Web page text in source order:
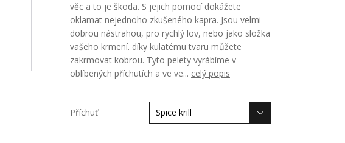
věc a to je škoda. S jejich pomocí dokážete
oklamat nejednoho zkušeného kapra. Jsou velmi
dobrou nástrahou, pro rychlý lov, nebo jako složka
vašeho krmení. díky kulatému tvaru můžete
zakrmovat kobrou. Tyto pelety vyrábíme v
oblíbených příchutích a ve ve... celý popis
Příchuť